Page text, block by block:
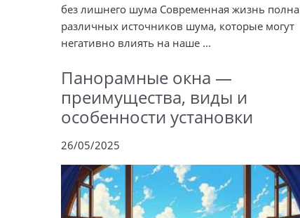
без лишнего шума Современная жизнь полна
различных источников шума, которые могут
негативно влиять на наше ...
Панорамные окна —
преимущества, виды и
особенности установки
26/05/2025